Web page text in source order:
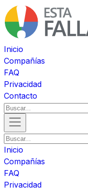
Inicio
Compañías
FAQ
Privacidad
Contacto
Inicio
Compañías
FAQ
Privacidad